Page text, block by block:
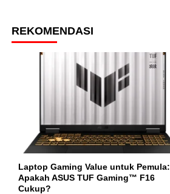
REKOMENDASI
Laptop Gaming Value untuk Pemula:
Apakah ASUS TUF Gaming™ F16
Cukup?